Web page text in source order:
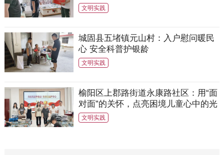
文明实践
城固县五堵镇元山村：入户慰问暖民
心 安全科普护银龄
文明实践
榆阳区上郡路街道永康路社区：用“面
对面”的关怀，点亮困境儿童心中的光
文明实践